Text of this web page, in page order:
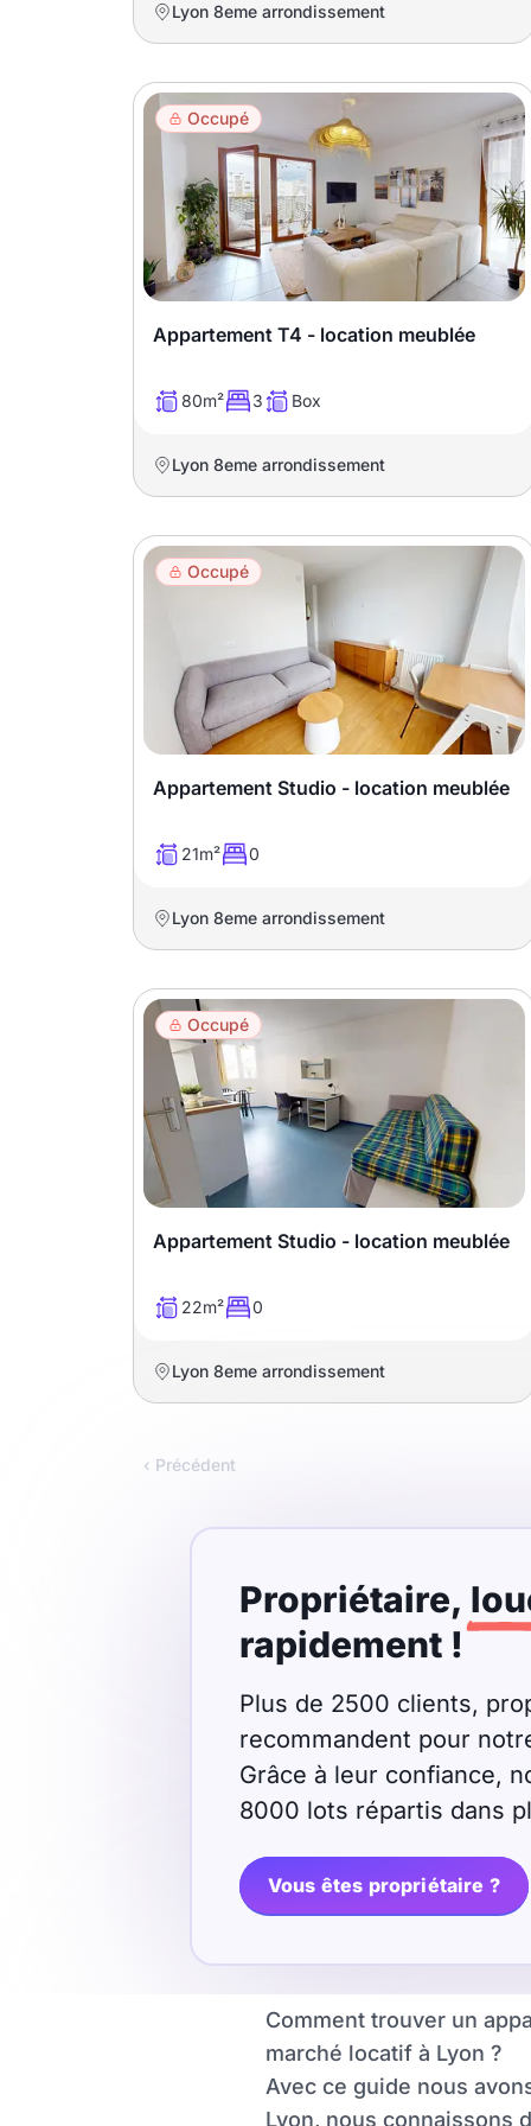
promotions sur honorairesLyon 8eme arrondissement
Occupé
Appartement T4 - location meublée
80m² 3 Box
Lyon 8eme arrondissement
Occupé
Appartement Studio - location meublée
21m² 0
Lyon 8eme arrondissement
Occupé
Appartement Studio - location meublée
22m² 0
Lyon 8eme arrondissement
‹ Précédent
Propriétaire,
rapidement !
Plus de 2500 clients,
recommandent pour
Grâce à leur confiance,
8000 lots répartis dans
Vous êtes propriétaire ?
Comment trouver un
marché locatif à Lyon ?
Avec ce guide nous
Lyon, nous connaissons